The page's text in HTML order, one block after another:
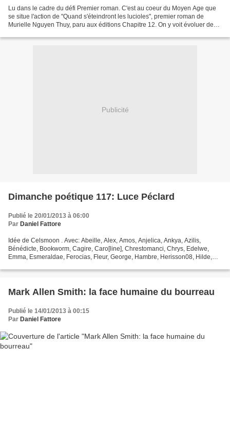
Lu dans le cadre du défi Premier roman. C'est au coeur du Moyen Age que
se situe l'action de "Quand s'éteindront les lucioles", premier roman de
Murielle Nguyen Thuy, paru aux éditions Chapitre 12. On y voit évoluer deux
Publicité
Dimanche poétique 117: Luce Péclard
Publié le 20/01/2013 à 06:00
Par Daniel Fattore
Idée de Celsmoon . Avec: Abeille, Alex, Amos, Anjelica, Ankya, Azilis,
Bénédicte, Bookworm, Cagire, Caro[line], Chrestomanci, Chrys, Edelwe,
Emma, Esmeraldae, Ferocias, Fleur, George, Hambre, Herisson08, Hilde,
Mark Allen Smith: la face humaine du bourreau
Publié le 14/01/2013 à 00:15
Par Daniel Fattore